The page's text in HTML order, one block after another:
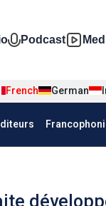
Podcast
French German